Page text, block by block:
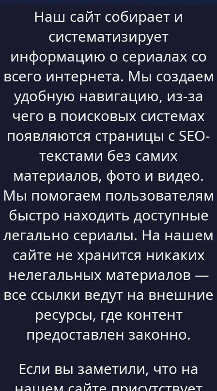
Наш сайт собирает и
систематизирует
информацию о сериалах со
всего интернета. Мы создаем
удобную навигацию, из-за
чего в поисковых системах
появляются страницы с SEO-
текстами без самих
материалов, фото и видео.
Мы помогаем пользователям
быстро находить доступные
легально сериалы. На нашем
сайте не хранится никаких
нелегальных материалов —
все ссылки ведут на внешние
ресурсы, где контент
предоставлен законно.
Если вы заметили, что на